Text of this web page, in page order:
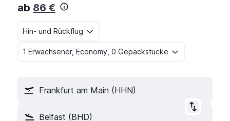
ab 86 €
Hin- und Rückflug
1 Erwachsener, Economy, 0 Gepäckstücke
Frankfurt am Main (HHN)
Belfast (BHD)